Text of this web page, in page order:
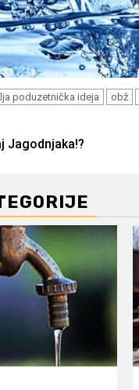
poduzetnička ideja obž
Jagodnjaka!?